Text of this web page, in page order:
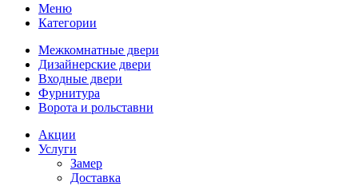
Меню
Категории
Межкомнатные двери
Дизайнерские двери
Входные двери
Фурнитура
Ворота и рольставни
Акции
Услуги
Замер
Доставка